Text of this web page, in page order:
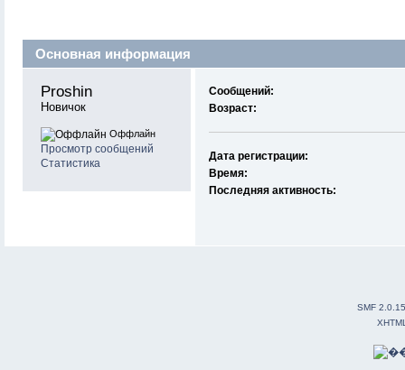
Основная информация
Proshin
Новичок
Оффлайн
Просмотр сообщений
Статистика
Сообщений:
Возраст:
Дата регистрации:
Время:
Последняя активность:
SMF 2.0.15